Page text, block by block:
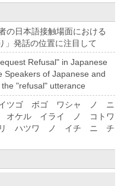
の日本語接触場面における
」発話の位置に注目して
Refusal" in Japanese
Speakers of Japanese and
"refusal" utterance
ツゴ ボゴ ワシャ ノ ニ
オケル イライ ノ コトワ
ハツワ ノ イチ ニ チ